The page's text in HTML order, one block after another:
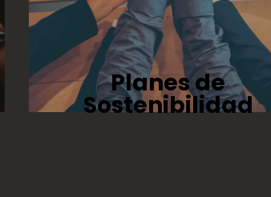
Planes de
Sostenibilidad